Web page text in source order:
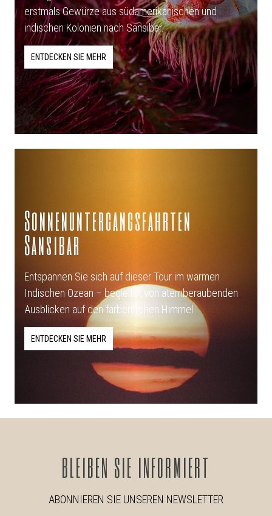
erstmals Gewürze aus südamerikanischen und
indischen Kolonien nach Sansibar.
ENTDECKEN SIE MEHR
Sonnenuntergangsfahrten
Sansibar
Entspannen Sie sich auf dieser Tour im warmen
Indischen Ozean – begleitet von atemberaubenden
Ausblicken auf den farbenfrohen Himmel.
ENTDECKEN SIE MEHR
BLEIBEN SIE INFORMIERT
ABONNIEREN SIE UNSEREN NEWSLETTER